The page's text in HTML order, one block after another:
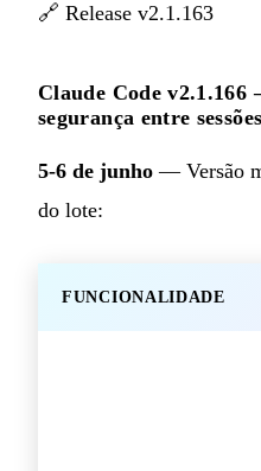
🔗 Release v2.1.163
Claude Code
segurança entre
5-6 de junho — Versão
do lote:
FUNCIONALIDADE